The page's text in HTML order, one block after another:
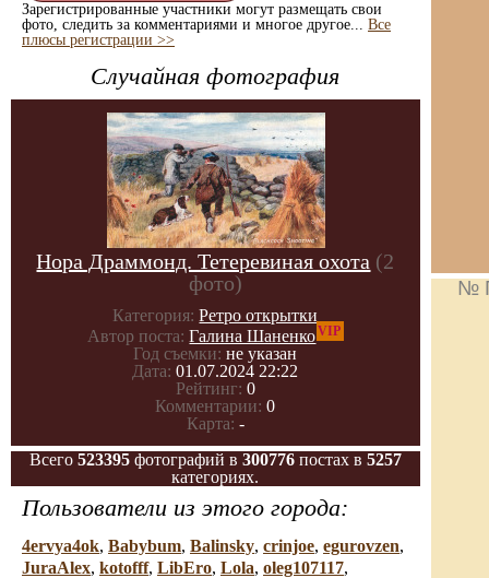
Зарегистрированные участники могут размещать свои
фото, следить за комментариями и многое другое... Все
плюсы регистрации >>
Случайная фотография
Нора Драммонд. Тетеревиная охота (2
фото)
Категория: Ретро открытки
Автор поста: Галина ШаненкоVIP
Год съемки: не указан
Дата: 01.07.2024 22:22
Рейтинг: 0
Комментарии: 0
Карта: -
Всего 523395 фотографий в 300776 постах в 5257
категориях.
Пользователи из этого города:
4ervya4ok, Babybum, Balinsky, crinjoe, egurovzen,
JuraAlex, kotofff, LibEro, Lola, oleg107117,
№